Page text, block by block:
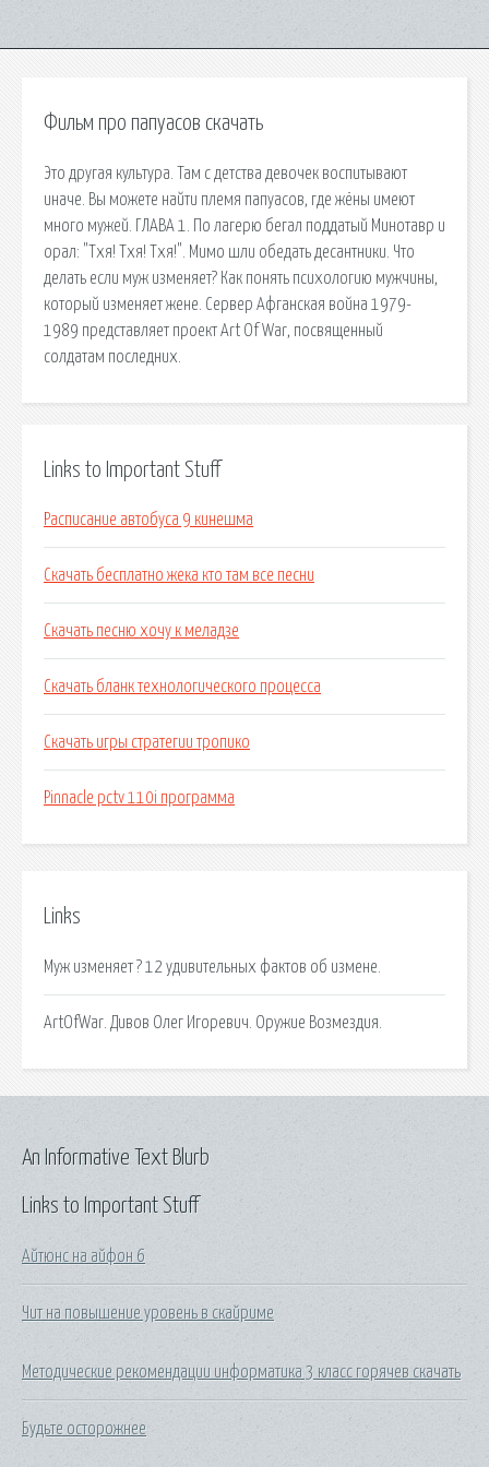
Фильм про папуасов скачать
Это другая культура. Там с детства девочек воспитывают
иначе. Вы можете найти племя папуасов, где жёны имеют
много мужей. ГЛАВА 1. По лагерю бегал поддатый Минотавр и
орал: "Тхя! Тхя! Тхя!". Мимо шли обедать десантники. Что
делать если муж изменяет? Как понять психологию мужчины,
который изменяет жене. Сервер Афганская война 1979-
1989 представляет проект Art Of War, посвященный
солдатам последних.
Links to Important Stuff
Расписание автобуса 9 кинешма
Скачать бесплатно жека кто там все песни
Скачать песню хочу к меладзе
Скачать бланк технологического процесса
Скачать игры стратегии тропико
Pinnacle pctv 110i программа
Links
Муж изменяет ? 12 удивительных фактов об измене.
ArtOfWar. Дивов Олег Игоревич. Оружие Возмездия.
Links to Important Stuff
Айтюнс на айфон 6
Чит на повышение уровень в скайриме
Методические рекомендации информатика 3 класс горячев скачать
Будьте осторожнее
An Informative Text Blurb